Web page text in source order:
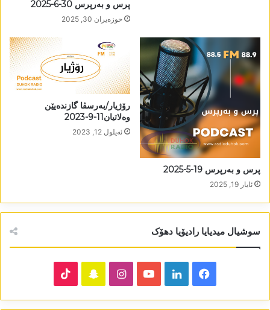
پرس و بەرپرس 30-6-2025
حوزه‌یران 30, 2025
پرس و بەرپرس 19-5-2025
ئایار 19, 2025
رۆژیار/بەرسڤا گازندەیێن
وەلاتیان11-9-2023
ئه‌یلول 12, 2023
سوشیال میدیایا رادیۆیا دھۆک
Facebook
LinkedIn
YouTube
Instagram
Snapchat